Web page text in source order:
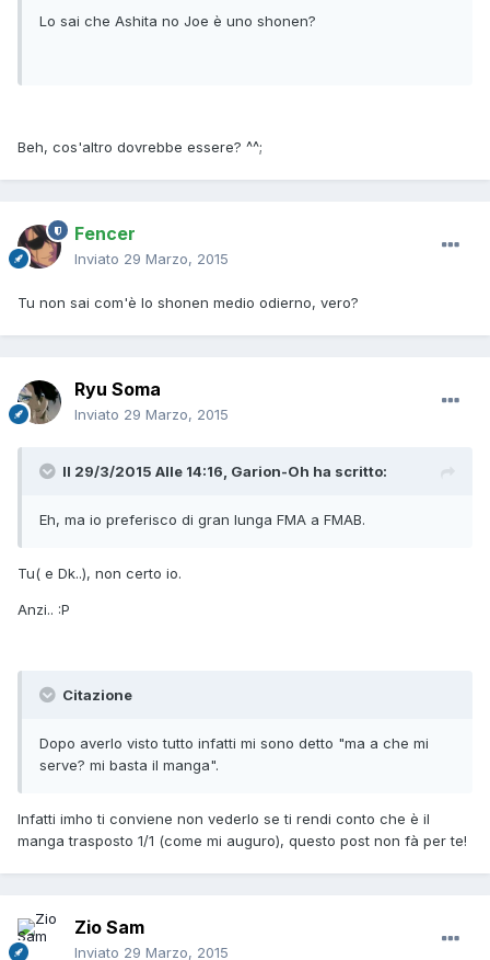
Lo sai che Ashita no Joe è uno shonen?
Beh, cos'altro dovrebbe essere? ^^;
Fencer
Inviato 29 Marzo, 2015
Tu non sai com'è lo shonen medio odierno, vero?
Ryu Soma
Inviato 29 Marzo, 2015
Il 29/3/2015 Alle 14:16, Garion-Oh ha scritto:
Eh, ma io preferisco di gran lunga FMA a FMAB.
Tu( e Dk..), non certo io.
Anzi.. :P
Citazione
Dopo averlo visto tutto infatti mi sono detto "ma a che mi
serve? mi basta il manga".
Infatti imho ti conviene non vederlo se ti rendi conto che è il
manga trasposto 1/1 (come mi auguro), questo post non fà per te!
Zio Sam
Inviato 29 Marzo, 2015